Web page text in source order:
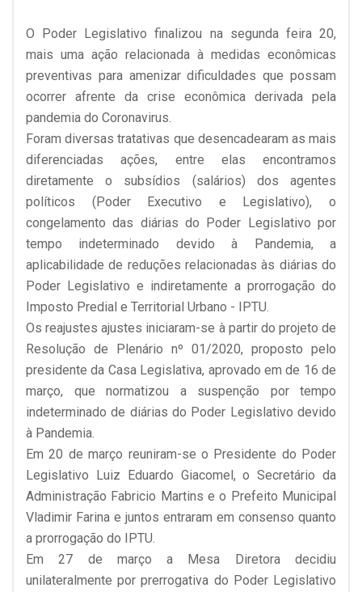
O Poder Legislativo finalizou na segunda feira 20,
mais uma ação relacionada à medidas econômicas
preventivas para amenizar dificuldades que possam
ocorrer afrente da crise econômica derivada pela
pandemia do Coronavirus.
Foram diversas tratativas que desencadearam as mais
diferenciadas ações, entre elas encontramos
diretamente o subsídios (salários) dos agentes
políticos (Poder Executivo e Legislativo), o
congelamento das diárias do Poder Legislativo por
tempo indeterminado devido à Pandemia, a
aplicabilidade de reduções relacionadas às diárias do
Poder Legislativo e indiretamente a prorrogação do
Imposto Predial e Territorial Urbano - IPTU.
Os reajustes ajustes iniciaram-se à partir do projeto de
Resolução de Plenário nº 01/2020, proposto pelo
presidente da Casa Legislativa, aprovado em de 16 de
março, que normatizou a suspenção por tempo
indeterminado de diárias do Poder Legislativo devido
à Pandemia.
Em 20 de março reuniram-se o Presidente do Poder
Legislativo Luiz Eduardo Giacomel, o Secretário da
Administração Fabricio Martins e o Prefeito Municipal
Vladimir Farina e juntos entraram em consenso quanto
a prorrogação do IPTU.
Em 27 de março a Mesa Diretora decidiu
unilateralmente por prerrogativa do Poder Legislativo